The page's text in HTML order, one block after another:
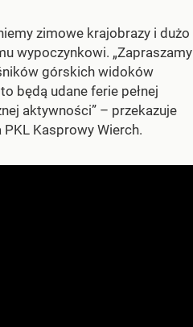
zimowe krajobrazy i dużo
wypoczynkowi. „Zapraszamy
górskich widoków
będą udane ferie pełnej
aktywności” – przekazuje
Kasprowy Wierch.